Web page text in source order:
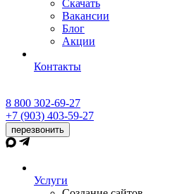
Скачать
Вакансии
Блог
Акции
Контакты
8 800 302-69-27
+7 (903) 403-59-27
перезвонить
Услуги